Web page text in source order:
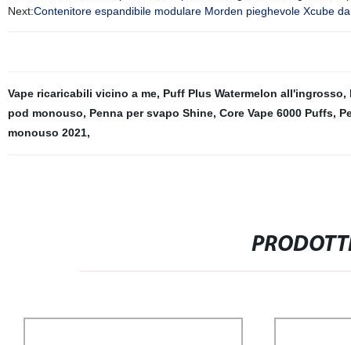
Next:Contenitore espandibile modulare Morden pieghevole Xcube
Vape ricaricabili vicino a me, Puff Plus Watermelon all'ingrosso,
pod monouso, Penna per svapo Shine, Core Vape 6000 Puffs,
monouso 2021,